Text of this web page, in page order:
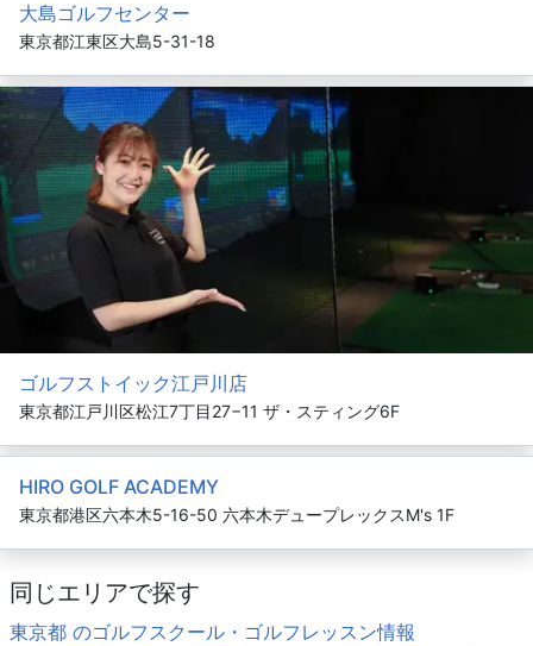
大島ゴルフセンター
東京都江東区大島5-31-18
ゴルフストイック江戸川店
東京都江戸川区松江7丁目27−11 ザ・スティング6F
HIRO GOLF ACADEMY
東京都港区六本木5-16-50 六本木デュープレックスM's 1F
同じエリアで探す
東京都 のゴルフスクール・ゴルフレッスン情報